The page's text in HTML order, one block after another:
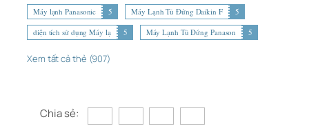
Máy lạnh Panasonic
5 Máy Lạnh Tủ Đứng Daikin F
5
diện tích sử dụng Máy lạ
5 Máy Lạnh Tủ Đứng Panason 5
Xem tất cả thẻ (907)
Chia sẻ: